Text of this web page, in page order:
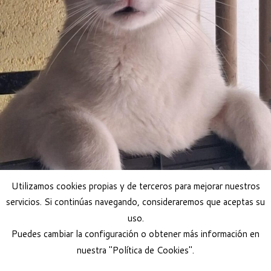
Utilizamos cookies propias y de terceros para mejorar nuestros
servicios. Si continúas navegando, consideraremos que aceptas su
uso.
Puedes cambiar la configuración o obtener más información en
nuestra "Política de Cookies".